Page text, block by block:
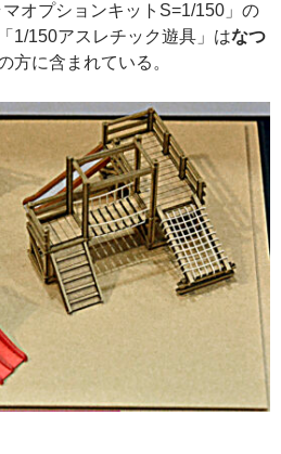
オプションキットS=1/150」の
1/150アスレチック遊具」はなつ
方に含まれている。